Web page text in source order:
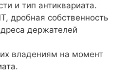
и тип антиквариата.
дробная собственность
держателей
владениям на момент